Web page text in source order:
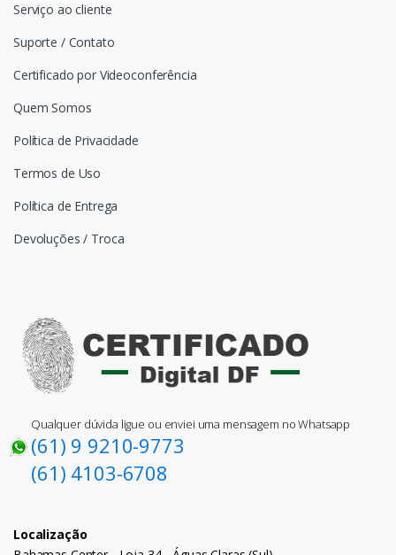
Serviço ao cliente
Suporte / Contato
Certificado por Videoconferência
Quem Somos
Política de Privacidade
Termos de Uso
Política de Entrega
Devoluções / Troca
Qualquer dúvida ligue ou enviei uma mensagem no Whatsapp
(61) 9 9210-9773
(61) 4103-6708
Localização